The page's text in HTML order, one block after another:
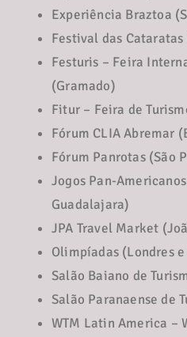
Experiência Braztoa
Festival das
Festuris – Feira
(Gramado)
Fitur – Feira de
Fórum CLIA Abremar
Fórum Panrotas (São
Jogos Pan-
Guadalajara)
JPA Travel Market
Olimpíadas (Londres
Salão Baiano de
Salão Paranaense de
WTM Latin America –